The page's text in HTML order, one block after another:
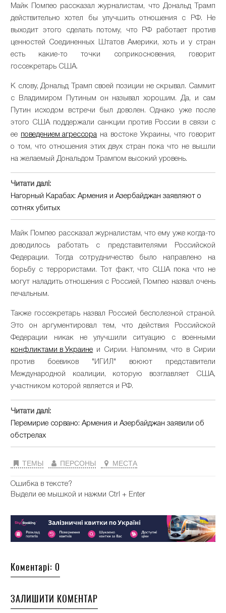
Майк Помпео рассказал журналистам, что Дональд Трамп
действительно хотел бы улучшить отношения с РФ. Не
выходит этого сделать потому, что РФ работает против
ценностей Соединенных Штатов Америки, хоть и у стран
есть какие-то точки соприкосновения, говорит
госсекретарь США.
К слову, Дональд Трамп своей позиции не скрывал. Саммит
с Владимиром Путиным он называл хорошим. Да, и сам
Путин исходом встречи был доволен. Однако уже после
этого США поддержали санкции против России в связи с
ее поведением агрессора на востоке Украины, что говорит
о том, что отношения этих двух стран пока что не вышли
на желаемый Дональдом Трампом высокий уровень.
Читати далі:
Нагорный Карабах: Армения и Азербайджан заявляют о
сотнях убитых
Майк Помпео рассказал журналистам, что ему уже когда-то
доводилось работать с представителями Российской
Федерации. Тогда сотрудничество было направлено на
борьбу с террористами. Тот факт, что США пока что не
могут наладить отношения с Россией, Помпео назвал очень
печальным.
Также госсекретарь назвал Россией бесполезной страной.
Это он аргументировал тем, что действия Российской
Федерации никак не улучшили ситуацию с военными
конфликтами в Украине и Сирии. Напомним, что в Сирии
против боевиков "ИГИЛ" воюют представители
Международной коалиции, которую возглавляет США,
участником которой является и РФ.
Читати далі:
Перемирие сорвано: Армения и Азербайджан заявили об
обстрелах
ТЕМЫ ПЕРСОНЫ МЕСТА
Ошибка в тексте?
Выдели ее мышкой и нажми Ctrl + Enter
Коментарі: 0
ЗАЛИШИТИ КОМЕНТАР